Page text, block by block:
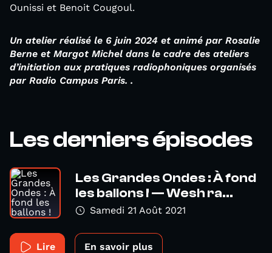
Ounissi et Benoit Cougoul.
Un atelier réalisé le 6 juin 2024 et animé par Rosalie
Berne et Margot Michel dans le cadre des ateliers
d’initiation aux pratiques radiophoniques organisés
par Radio Campus Paris. .
Les derniers épisodes
Les Grandes Ondes : À fond
les ballons ! — Wesh ra...
Samedi 21 Août 2021
Lire En savoir plus